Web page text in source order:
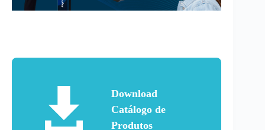
Download
Catálogo de
Produtos